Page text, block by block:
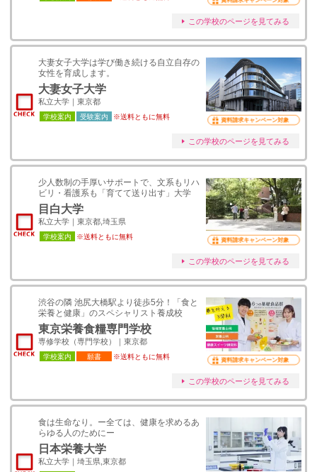
この学校のページを見てみる
大妻女子大学は学び働き続ける自立自存の
女性を育成します。
大妻女子大学
私立大学｜東京都
学校案内 受験案内 ※送料ともに無料 資料請求キャンペーン対象
この学校のページを見てみる
少人数制の手厚いサポートで、文系もリハ
ビリ・看護系も「育てて送り出す」大学
目白大学
私立大学｜東京都,埼玉県
学校案内 ※送料ともに無料 資料請求キャンペーン対象
この学校のページを見てみる
渋谷の隣 池尻大橋駅より徒歩5分！「食と
栄養と健康」のスペシャリスト養成校
東京栄養食糧専門学校
専修学校（専門学校）｜東京都
学校案内 願書 ※送料ともに無料 資料請求キャンペーン対象
この学校のページを見てみる
食は生命なり。ー全ては、健康を求めるあ
らゆる人のためにー
日本栄養大学
私立大学｜埼玉県,東京都